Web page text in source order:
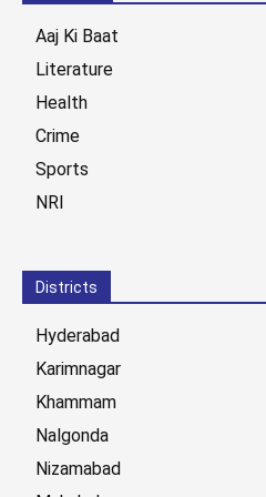
Aaj Ki Baat
Literature
Health
Crime
Sports
NRI
Districts
Hyderabad
Karimnagar
Khammam
Nalgonda
Nizamabad